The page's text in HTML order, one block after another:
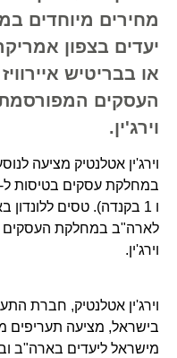
יעדים בצפון
או בבריטיש
וירג'ין.
וירג'ין אטלנטיק מציעה
ו 1 בקנדה). טסים
וירג'ין.
וירג'ין אטלנטיק, חברת
בישראל, מציעה תעריפים
מישראל ליעדים בארה"ב